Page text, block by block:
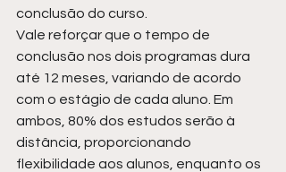
conclusão do curso.
Vale reforçar que o tempo de
conclusão nos dois programas dura
até 12 meses, variando de acordo
com o estágio de cada aluno. Em
ambos, 80% dos estudos serão à
distância, proporcionando
flexibilidade aos alunos, enquanto os